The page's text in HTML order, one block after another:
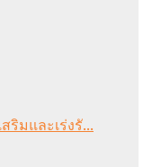
ริมและเร่งรั...